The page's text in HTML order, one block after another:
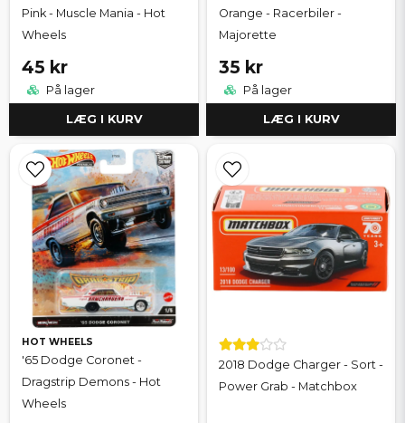
Pink - Muscle Mania - Hot
Wheels
45 kr
På lager
LÆG I KURV
Orange - Racerbiler -
Majorette
35 kr
På lager
LÆG I KURV
HOT WHEELS
'65 Dodge Coronet -
Dragstrip Demons - Hot
Wheels
2018 Dodge Charger - Sort -
Power Grab - Matchbox